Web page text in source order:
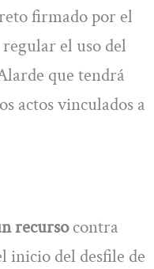
firmado por el
el uso del
que tendrá
actos vinculados a
recursocontra
inicio del desfile de